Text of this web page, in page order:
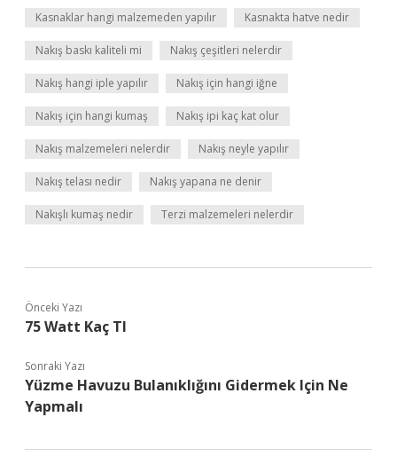
Kasnaklar hangi malzemeden yapılır Kasnakta hatve nedir
Nakış baskı kaliteli mi Nakış çeşitleri nelerdir
Nakış hangi iple yapılır Nakış için hangi iğne
Nakış için hangi kumaş Nakış ipi kaç kat olur
Nakış malzemeleri nelerdir Nakış neyle yapılır
Nakış telası nedir Nakış yapana ne denir
Nakışlı kumaş nedir Terzi malzemeleri nelerdir
Önceki Yazı
75 Watt Kaç Tl
Sonraki Yazı
Yüzme Havuzu Bulanıklığını Gidermek Için Ne
Yapmalı